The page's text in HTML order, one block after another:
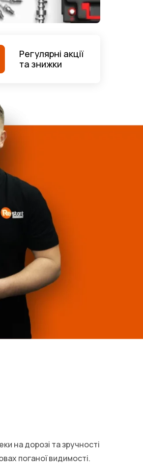
Регулярні акції
та знижки
на дорозі та зручності
поганої видимості.